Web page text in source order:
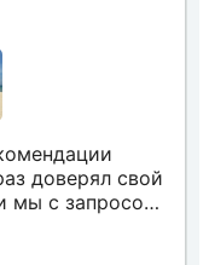
доверял свой
мы с запросом